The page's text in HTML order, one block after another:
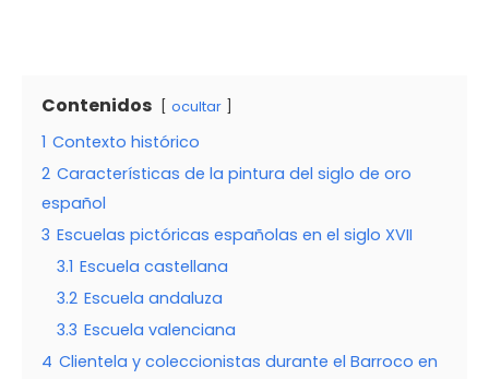
Contenidos ocultar
1 Contexto histórico
2 Características de la pintura del siglo de oro
español
3 Escuelas pictóricas españolas en el siglo XVII
3.1 Escuela castellana
3.2 Escuela andaluza
3.3 Escuela valenciana
4 Clientela y coleccionistas durante el Barroco en